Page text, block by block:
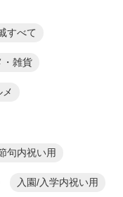
すべて
・雑貨
メ
句内祝い用
入園/入学内祝い用